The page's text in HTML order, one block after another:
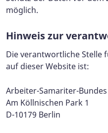
möglich.
Hinweis zur
Die verantwortliche Stelle
auf dieser Website ist:
Arbeiter-Samariter-
Am Köllnischen Park 1
D-10179 Berlin